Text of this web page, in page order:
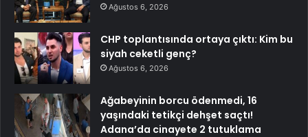
Ağustos 6, 2026
CHP toplantısında ortaya çıktı: Kim bu
siyah ceketli genç?
Ağustos 6, 2026
Ağabeyinin borcu ödenmedi, 16
yaşındaki tetikçi dehşet saçtı!
Adana’da cinayete 2 tutuklama